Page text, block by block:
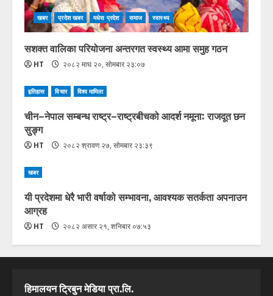
खबर प्रदेश खबर मधेस प्रदेश समाज स्वास्थ्य
सशक्त वालिका परियोजना अन्तरगत स्वस्थ्य आमा समुह गठन
HT २०८२ माघ २०, सोमबार २३:०७
इतिहास विचार विश्व मामिला
चीन–नेपाल सम्बन्ध राष्ट्र–राष्ट्रबीचको आदर्श नमूना: राजदूत छन
सुङ्ग
HT २०८२ श्रावण २७, सोमबार २३:३९
खबर
यी प्रदेशमा धेरै भारी वर्षाको सम्भावना, आवश्यक सतर्कता अपनाउन
आग्रह
HT २०८२ असार २१, शनिबार ०७:५३
हिमालयन ट्रिबुन मेडिया प्रा.लि.